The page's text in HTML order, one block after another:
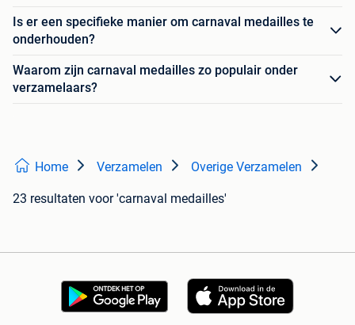
Is er een specifieke manier om carnaval medailles te
onderhouden?
Waarom zijn carnaval medailles zo populair onder
verzamelaars?
Home Verzamelen Overige Verzamelen
23 resultaten voor 'carnaval medailles'